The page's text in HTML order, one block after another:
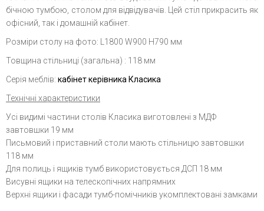
бічною тумбою, столом для відвідувачів. Цей стіл прикрасить як
офісний, так і домашній кабінет.
Розміри столу на фото: L1800 W900 H790 мм
Товщина стільниці (загальна) : 118 мм
Серія меблів: кабінет керівника Класика
Технічні характеристики
Усі видимі частини столів Класика виготовлені з МДФ
завтовшки 19 мм
Письмовий і приставний столи мають стільницю завтовшки
118 мм
Для полиць і ящиків тумб використовується ДСП 18 мм
Висувні ящики на телескопічних напрямних
Верхні ящики і фасади тумб-помічників укомплектовані замками